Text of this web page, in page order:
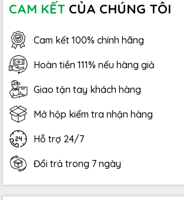
CAM KẾT CỦA CHÚNG TÔI
Cam kết 100% chính hãng
Hoàn tiền 111% nếu hàng giả
Giao tận tay khách hàng
Mở hộp kiểm tra nhận hàng
Hỗ trợ 24/7
Đổi trả trong 7 ngày